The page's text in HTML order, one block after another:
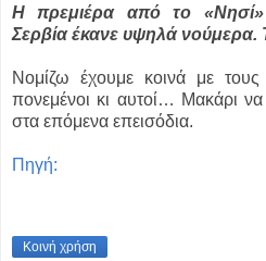
Η πρεμιέρα από το
Σερβία έκανε υψηλά νούμερα.
Νομίζω έχουμε κοινά με
πονεμένοι κι αυτοί… Μακάρι να
στα επόμενα επεισόδια.
Πηγή:
Κοινή χρήση